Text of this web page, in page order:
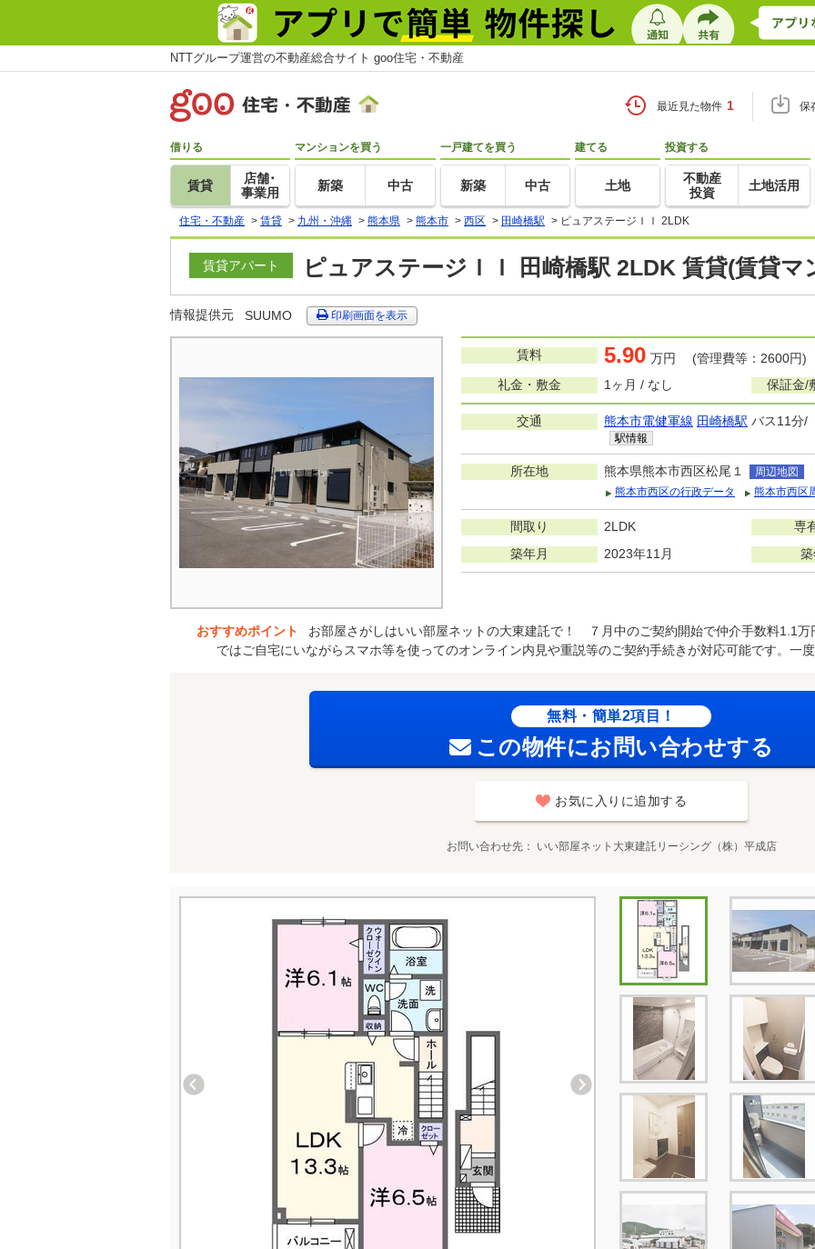
NTTグループ運営の不動産総合サイト goo住宅・不動産
最近見た物件 1 保
借りる
賃貸
店舗･
事業用
マンションを買う
新築 中古
一戸建てを買う
新築 中古
建てる
土地
投資する
不動産
投資
土地活用
住宅・不動産 > 賃貸 > 九州・沖縄 > 熊本県 > 熊本市 > 西区 > 田崎橋駅 > ピュアステージＩＩ 2LDK
賃貸アパート ピュアステージＩＩ 田崎橋駅 2LDK 賃貸(賃貸
情報提供元 SUUMO 印刷画面を表示
賃料 5.90 万円 (管理費等：2600円)
礼金・敷金
1ヶ月 / なし 保証金/
交通 熊本市電健軍線 田崎橋駅 バス11分/
駅情報
所在地 熊本県熊本市西区松尾１
周辺地図
熊本市西区の行政データ
熊本市西区
間取り 2LDK 専
築年月 2023年11月
おすすめポイント
お部屋さがしはいい部屋ネットの大東建託で！ ７月中のご契約開始で仲介手数料1.1万
ではご自宅にいながらスマホ等を使ってのオンライン内見や重説等のご契約手続きが対応可能です。一
無料・簡単2項目！
この物件にお問い合わせする
お気に入りに追加する
お問い合わせ先 いい部屋ネット大東建託リーシング（株）平成店